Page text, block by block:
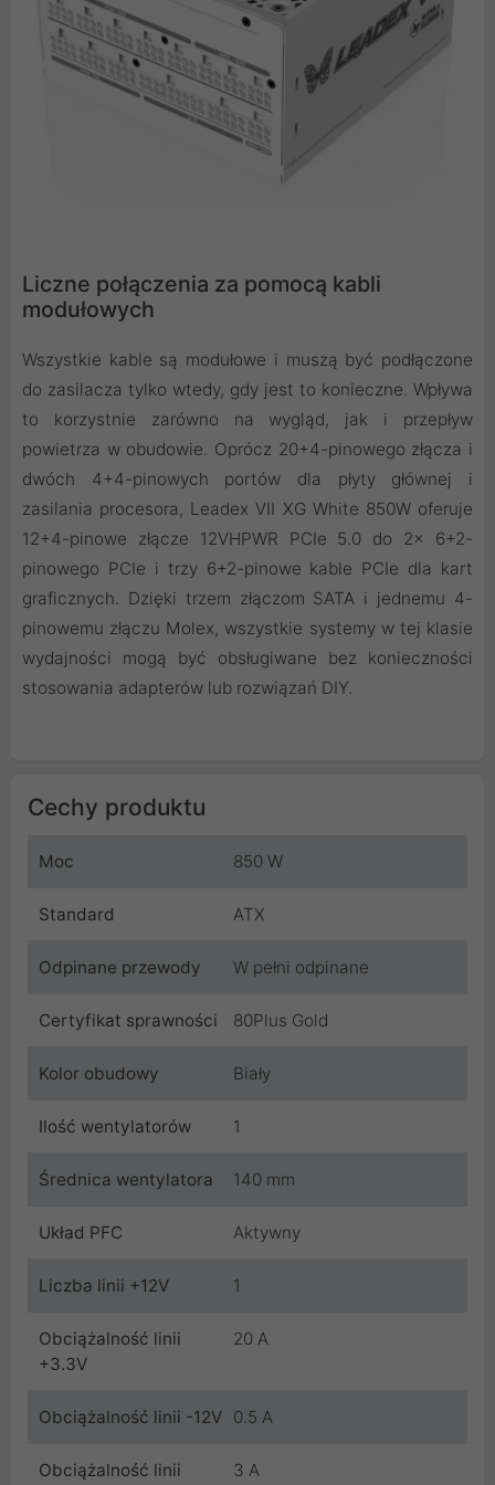
Liczne połączenia za pomocą kabli
modułowych
Wszystkie kable są modułowe i muszą być podłączone
do zasilacza tylko wtedy, gdy jest to konieczne. Wpływa
to korzystnie zarówno na wygląd, jak i przepływ
powietrza w obudowie. Oprócz 20+4-pinowego złącza i
dwóch 4+4-pinowych portów dla płyty głównej i
zasilania procesora, Leadex VII XG White 850W oferuje
12+4-pinowe złącze 12VHPWR PCIe 5.0 do 2x 6+2-
pinowego PCIe i trzy 6+2-pinowe kable PCIe dla kart
graficznych. Dzięki trzem złączom SATA i jednemu 4-
pinowemu złączu Molex, wszystkie systemy w tej klasie
wydajności mogą być obsługiwane bez konieczności
stosowania adapterów lub rozwiązań DIY.
Cechy produktu
Moc 850 W
Standard ATX
Odpinane przewody W pełni odpinane
Certyfikat sprawności 80Plus Gold
Kolor obudowy Biały
Ilość wentylatorów 1
Średnica wentylatora 140 mm
Układ PFC Aktywny
Liczba linii +12V 1
Obciążalność linii
+3.3V
20 A
Obciążalność linii -12V 0.5 A
Obciążalność linii 3 A